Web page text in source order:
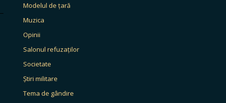
Modelul de țară
Muzica
Opinii
Salonul refuzaților
Societate
Știri militare
Tema de gândire